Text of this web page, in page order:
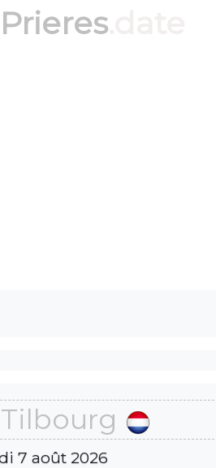
Prieres
7 août 2026